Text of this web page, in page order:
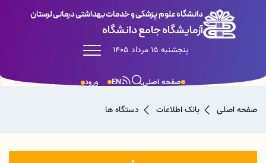
دانشگاه علوم پزشکی و خدمات بهداشتی درمانی لرستان
آزمایشگاه جامع دانشگاه
پنجشنبه 15 مرداد 1405
ورود EN صفحه اصلی
صفحه اصلی بانک اطلاعات دستگاه ها